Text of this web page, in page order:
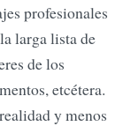
profesionales
larga lista de
de los
etcétera.
y menos